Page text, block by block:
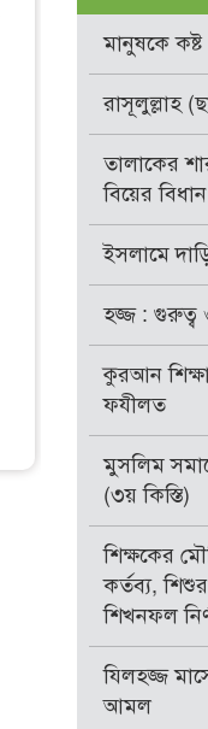
মানুষকে
রাসূলুল্লাহ
তালাকের
বিয়ের বিধান
ইসলামে
হজ্জ :
কুরআন
ফযীলত
মুসলিম
(৩য় কিস্তি)
শিক্ষকের
কর্তব্য,
শিখনফল
যিলহজ্জ
আমল